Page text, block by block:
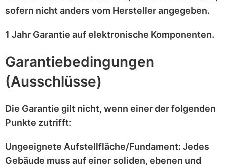
sofern nicht anders vom Hersteller angegeben.
1 Jahr Garantie aufelektronische Komponenten.
Garantiebedingungen
(Ausschlüsse)
Die Garantie gilt nicht, wenn einer der folgenden
Punkte zutrifft:
Ungeeignete Aufstellfläche/Fundament: Jedes
Gebäude muss auf einer soliden, ebenen und